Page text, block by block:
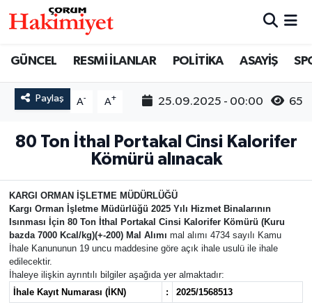
GÜNCEL RESMİ İLANLAR POLİTİKA ASAYİŞ
Paylaş A- A+ 25.09.2025 - 00:00 65
80 Ton İthal Portakal Cinsi Kalorifer
Kömürü alınacak
KARGI ORMAN İŞLETME MÜDÜRLÜĞÜ
Kargı Orman İşletme Müdürlüğü 2025 Yılı Hizmet Binalarının
Isınması İçin 80 Ton İthal Portakal Cinsi Kalorifer Kömürü (Kuru
bazda 7000 Kcal/kg)(+-200) Mal Alımı mal alımı 4734 sayılı Kamu
İhale Kanununun 19 uncu maddesine göre açık ihale usulü ile ihale
edilecektir.
İhaleye ilişkin ayrıntılı bilgiler aşağıda yer almaktadır:
İhale Kayıt Numarası (İKN)
: 2025/1568513
POLİTİKA
EKONOMİ
GÜNCEL
AKTÜEL
EĞİTİM
Nöbetçi Eczaneler
Hava Durumu
Trafik Durumu
Süper Lig Puan Durumu ve Fikstür
Tüm Manşetler
Son Dakika Haberleri
Haber Arşivi